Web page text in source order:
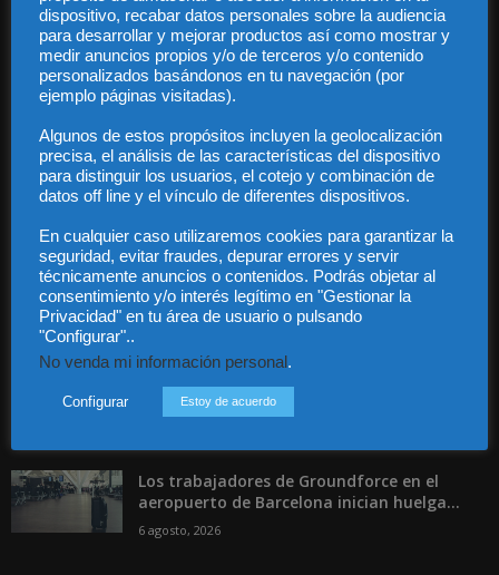
Quiénes somos
Legal
Privacidad
Contacto
Guía Colaboradores
Contáctanos:info@diariojuridico.com
Incluso más noticias
Las empresas se exponen a
responsabilidades penales por una
prevención deficiente...
Los trabajadores de Groundforce en el
aeropuerto de Barcelona inician huelga...
6 agosto, 2026
dispositivo, recabar datos personales sobre la audiencia
para desarrollar y mejorar productos así como mostrar y
medir anuncios propios y/o de terceros y/o contenido
personalizados basándonos en tu navegación (por
ejemplo páginas visitadas).
Algunos de estos propósitos incluyen la geolocalización
precisa, el análisis de las características del dispositivo
para distinguir los usuarios, el cotejo y combinación de
datos off line y el vínculo de diferentes dispositivos.
En cualquier caso utilizaremos cookies para garantizar la
seguridad, evitar fraudes, depurar errores y servir
técnicamente anuncios o contenidos. Podrás objetar al
consentimiento y/o interés legítimo en "Gestionar la
Privacidad" en tu área de usuario o pulsando
"Configurar"..
No venda mi información personal.
Configurar Estoy de acuerdo